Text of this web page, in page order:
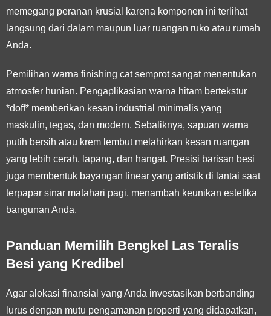
memegang peranan krusial karena komponen ini terlihat
langsung dari dalam maupun luar ruangan ruko atau rumah
Anda.
Pemilihan warna finishing cat semprot sangat menentukan
atmosfer hunian. Pengaplikasian warna hitam bertekstur
*doff* memberikan kesan industrial minimalis yang
maskulin, tegas, dan modern. Sebaliknya, sapuan warna
putih bersih atau krem lembut melahirkan kesan ruangan
yang lebih cerah, lapang, dan hangat. Presisi barisan besi
juga membentuk bayangan linear yang artistik di lantai saat
terpapar sinar matahari pagi, menambah keunikan estetika
bangunan Anda.
Panduan Memilih Bengkel Las Teralis
Besi yang Kredibel
Agar alokasi finansial yang Anda investasikan berbanding
lurus dengan mutu pengamanan properti yang didapatkan,